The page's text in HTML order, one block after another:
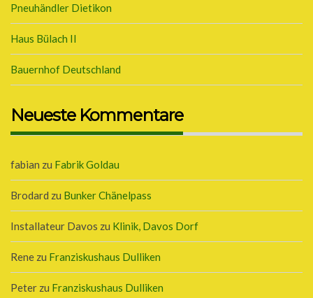
Pneuhändler Dietikon
Haus Bülach II
Bauernhof Deutschland
Neueste Kommentare
fabian zu Fabrik Goldau
Brodard zu Bunker Chänelpass
Installateur Davos zu Klinik, Davos Dorf
Rene zu Franziskushaus Dulliken
Peter zu Franziskushaus Dulliken